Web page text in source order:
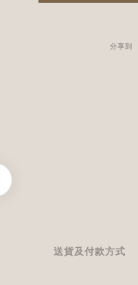
分享到
送貨及付款方式